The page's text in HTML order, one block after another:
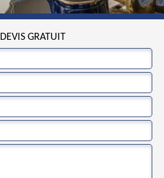
DEVIS GRATUIT